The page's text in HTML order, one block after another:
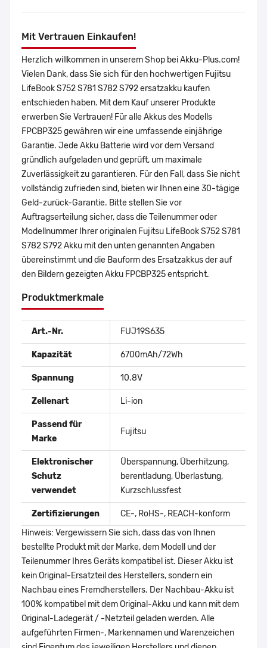
Mit Vertrauen Einkaufen!
Herzlich willkommen in unserem Shop bei Akku-Plus.com!
Vielen Dank, dass Sie sich für den hochwertigen Fujitsu
LifeBook S752 S781 S782 S792 ersatzakku kaufen
entschieden haben. Mit dem Kauf unserer Produkte
erwerben Sie Vertrauen! Für alle Akkus des Modells
FPCBP325 gewähren wir eine umfassende einjährige
Garantie. Jede Akku Batterie wird vor dem Versand
gründlich aufgeladen und geprüft, um maximale
Zuverlässigkeit zu garantieren. Für den Fall, dass Sie nicht
vollständig zufrieden sind, bieten wir Ihnen eine 30-tägige
Geld-zurück-Garantie. Bitte stellen Sie vor
Auftragserteilung sicher, dass die Teilenummer oder
Modellnummer Ihrer originalen Fujitsu LifeBook S752 S781
S782 S792 Akku mit den unten genannten Angaben
übereinstimmt und die Bauform des Ersatzakkus der auf
den Bildern gezeigten Akku FPCBP325 entspricht.
Produktmerkmale
Art.-Nr. FUJ19S635
Kapazität 6700mAh/72Wh
Spannung 10.8V
Zellenart Li-ion
Passend für
Marke
Fujitsu
Elektronischer
Schutz
verwendet
Überspannung, Überhitzung,
berentladung, Überlastung,
Kurzschlussfest
Zertifizierungen
CE-, RoHS-, REACH-konform
Hinweis: Vergewissern Sie sich, dass das von Ihnen
bestellte Produkt mit der Marke, dem Modell und der
Teilenummer Ihres Geräts kompatibel ist. Dieser Akku ist
kein Original-Ersatzteil des Herstellers, sondern ein
Nachbau eines Fremdherstellers. Der Nachbau-Akku ist
100% kompatibel mit dem Original-Akku und kann mit dem
Original-Ladegerät / -Netzteil geladen werden. Alle
aufgeführten Firmen-, Markennamen und Warenzeichen